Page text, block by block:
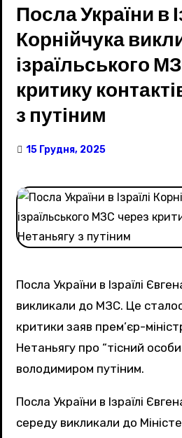
Посла України в
Корнійчука
ізраїльського
критику
з путіним
15 Грудня, 2025
Посла України в Ізраїлі Євгена Корнійчука
викликали до МЗС. Це
критики заяв прем’єр-
Нетаньягу про “тісний
володимиром путіним.
Посла України в Ізраїлі Євгена Корнійчука у
середу викликали до